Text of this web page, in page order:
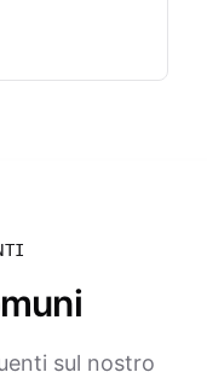
sul nostro